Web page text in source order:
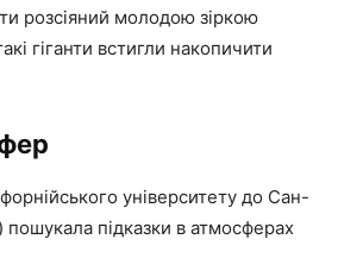
розсіяний молодою зіркою
гіганти встигли накопичити
університету до Сан-
пошукала підказки в атмосферах